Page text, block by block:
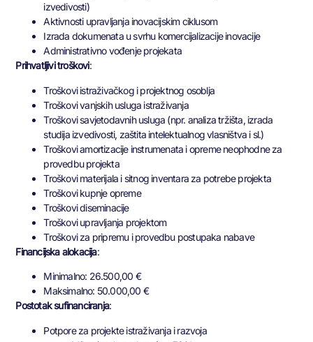
izvedivosti)
Aktivnosti upravljanja inovacijskim ciklusom
Izrada dokumenata u svrhu komercijalizacije inovacije
Administrativno vođenje projekata
Prihvatljivi troškovi:
Troškovi istraživačkog i projektnog osoblja
Troškovi vanjskih usluga istraživanja
Troškovi savjetodavnih usluga (npr. analiza tržišta, izrada
studija izvedivosti, zaštita intelektualnog vlasništva i sl.)
Troškovi amortizacije instrumenata i opreme neophodne za
provedbu projekta
Troškovi materijala i sitnog inventara za potrebe projekta
Troškovi kupnje opreme
Troškovi diseminacije
Troškovi upravljanja projektom
Troškovi za pripremu i provedbu postupaka nabave
Financijska alokacija:
Minimalno: 26.500,00 €
Maksimalno: 50.000,00 €
Postotak sufinanciranja:
Potpore za projekte istraživanja i razvoja